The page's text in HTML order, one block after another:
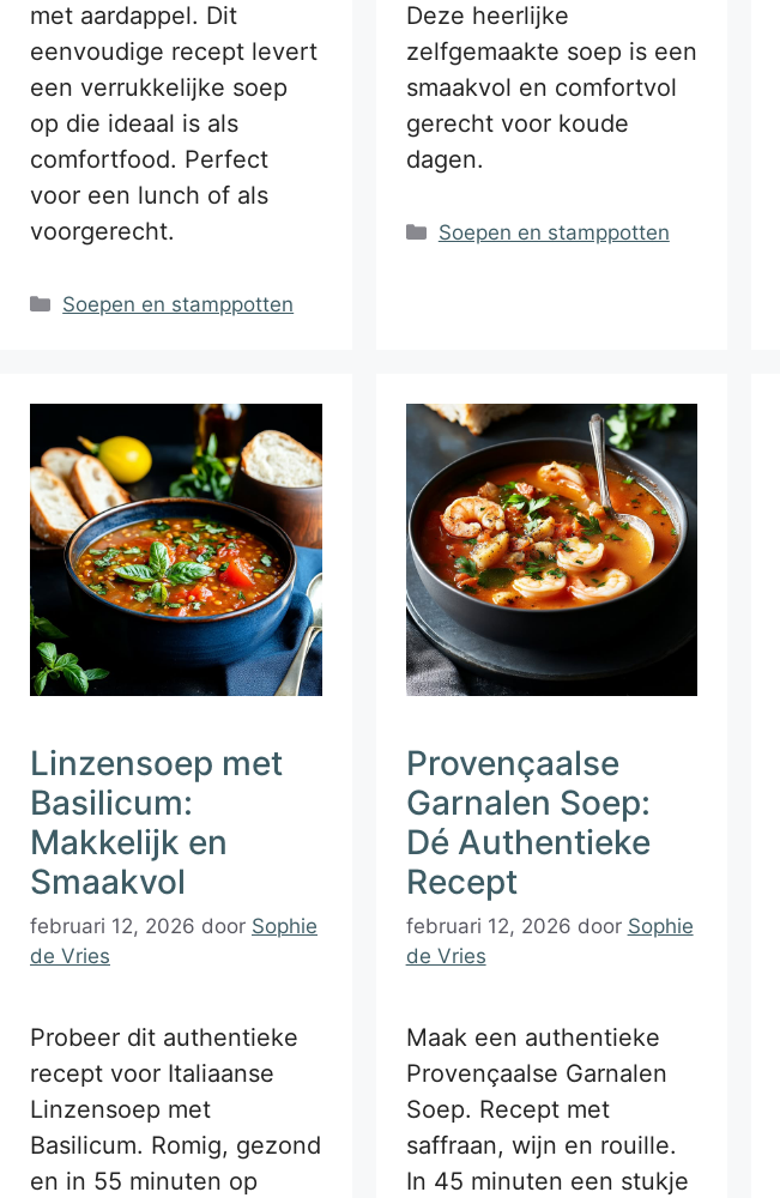
met aardappel. Dit
eenvoudige recept levert
een verrukkelijke soep
op die ideaal is als
comfortfood. Perfect
voor een lunch of als
voorgerecht.
Categorieën
Soepen en stamppotten
Deze heerlijke
zelfgemaakte soep is een
smaakvol en comfortvol
gerecht voor koude
dagen.
Categorieën
Soepen en stamppotten
Linzensoep met
Basilicum:
Makkelijk en
Smaakvol
februari 12, 2026 door Sophie
de Vries
Probeer dit authentieke
recept voor Italiaanse
Linzensoep met
Basilicum. Romig, gezond
en in 55 minuten op
Provençaalse
Garnalen Soep:
Dé Authentieke
Recept
februari 12, 2026 door Sophie
de Vries
Maak een authentieke
Provençaalse Garnalen
Soep. Recept met
saffraan, wijn en rouille.
In 45 minuten een stukje